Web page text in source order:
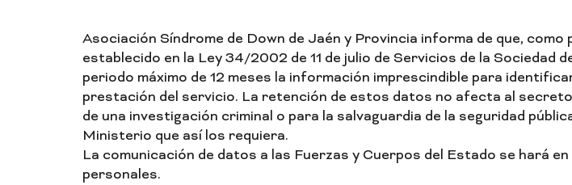
Asociación Síndrome de Down de Jaén y Provincia informa de que,
establecido en la Ley 34/2002 de 11 de julio de Servicios de la
periodo máximo de 12 meses la información imprescindible para
prestación del servicio. La retención de estos datos no afecta al
de una investigación criminal o para la salvaguardia de la seguridad
Ministerio que así los requiera.
La comunicación de datos a las Fuerzas y Cuerpos del Estado se hará
personales.